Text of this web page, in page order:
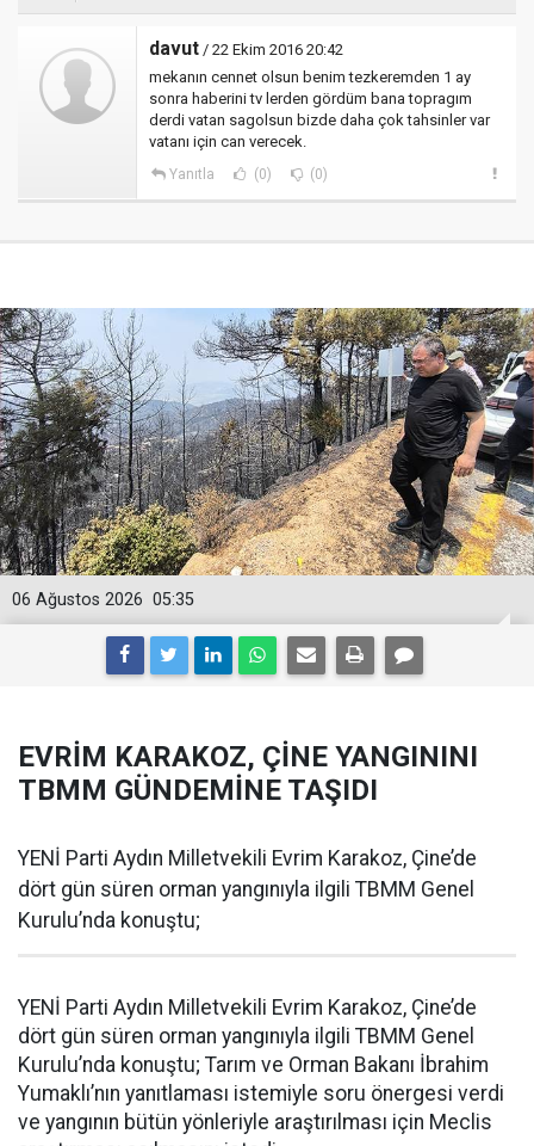
davut / 22 Ekim 2016 20:42
mekanın cennet olsun benim tezkeremden 1 ay
sonra haberini tv lerden gördüm bana topragım
derdi vatan sagolsun bizde daha çok tahsinler var
vatanı için can verecek.
Yanıtla (0) (0)
05:35
06 Ağustos 2026
EVRİM KARAKOZ, ÇİNE YANGININI
TBMM GÜNDEMİNE TAŞIDI
YENİ Parti Aydın Milletvekili Evrim Karakoz, Çine’de
dört gün süren orman yangınıyla ilgili TBMM Genel
Kurulu’nda konuştu;
YENİ Parti Aydın Milletvekili Evrim Karakoz, Çine’de
dört gün süren orman yangınıyla ilgili TBMM Genel
Kurulu’nda konuştu; Tarım ve Orman Bakanı İbrahim
Yumaklı’nın yanıtlaması istemiyle soru önergesi verdi
ve yangının bütün yönleriyle araştırılması için Meclis